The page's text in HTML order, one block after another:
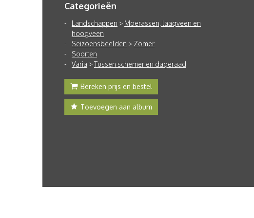
Categorieën
Landschappen > Moerassen, laagveen en
hoogveen
Seizoensbeelden > Zomer
Soorten
Varia >Tussen schemer en dageraad
Bereken prijs en bestel
Toevoegen aan album